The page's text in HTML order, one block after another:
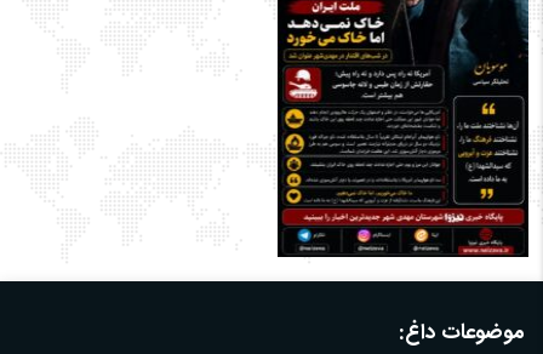
موضوعات داغ: